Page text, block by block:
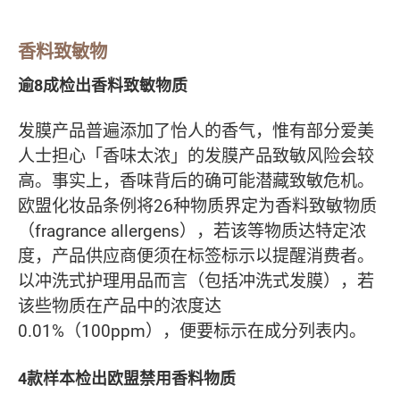
香料致敏物
逾8成检出香料致敏物质
发膜产品普遍添加了怡人的香气，惟有部分爱美
人士担心「香味太浓」的发膜产品致敏风险会较
高。事实上，香味背后的确可能潜藏致敏危机。
欧盟化妆品条例将26种物质界定为香料致敏物质
（fragrance allergens），若该等物质达特定浓
度，产品供应商便须在标签标示以提醒消费者。
以冲洗式护理用品而言（包括冲洗式发膜），若
该些物质在产品中的浓度达
0.01%（100ppm），便要标示在成分列表内。
4款样本检出欧盟禁用香料物质